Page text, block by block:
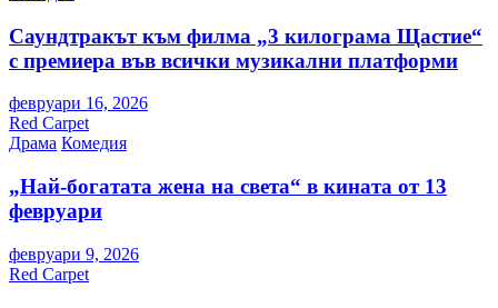
Саундтракът към филма „3 килограма Щастие“
с премиера във всички музикални платформи
февруари 16, 2026
Red Carpet
Драма Комедия
„Най-богатата жена на света“ в кината от 13
февруари
февруари 9, 2026
Red Carpet